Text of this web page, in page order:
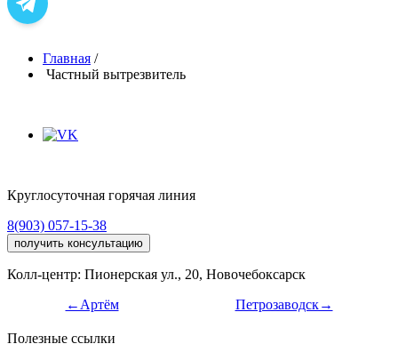
Главная /
Частный вытрезвитель
Круглосуточная горячая линия
8(903) 057-15-38
получить консультацию
Колл-центр: Пионерская ул., 20, Новочебоксарск
←Артём
Петрозаводск→
Полезные ссылки